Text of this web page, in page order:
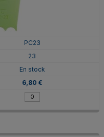
PC23
23
En stock
6,80 €